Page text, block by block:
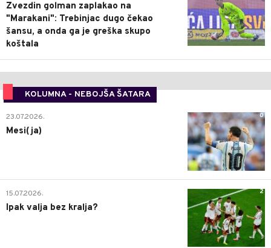
Zvezdin golman zaplakao na
"Marakani": Trebinjac dugo čekao
šansu, a onda ga je greška skupo
koštala
KOLUMNA - NEBOJŠA ŠATARA
0
23.07.2026.
Mesi(ja)
2
15.07.2026.
Ipak valja bez kralja?